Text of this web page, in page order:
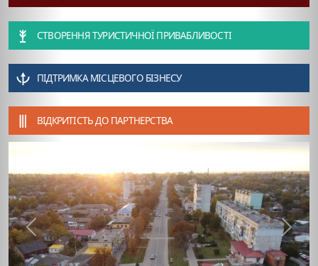
СТВОРЕННЯ ТУРИСТИЧНОЇ ПРИВАБЛИВОСТІ
ПІДТРИМКА МІСЦЕВОГО БІЗНЕСУ
ВІДКРИТІСТЬ ДО ПАРТНЕРСТВА
Previous Next